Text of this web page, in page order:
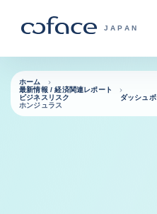
COFACE
JAPAN
ホームに戻る
ホーム
最新情報 / 経済関連レポート
ビジネスリスク ダッシュボ
ホンジュラス